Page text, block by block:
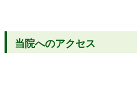
当院へのアクセス